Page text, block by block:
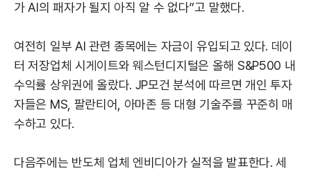
가 AI의 패자가 될지 아직 알 수 없다”고 말했다.
여전히 일부 AI 관련 종목에는 자금이 유입되고 있다. 데이
터 저장업체 시게이트와 웨스턴디지털은 올해 S&P500 내
수익률 상위권에 올랐다. JP모건 분석에 따르면 개인 투자
자들은 MS, 팔란티어, 아마존 등 대형 기술주를 꾸준히 매
수하고 있다.
다음주에는 반도체 업체 엔비디아가 실적을 발표한다. 세